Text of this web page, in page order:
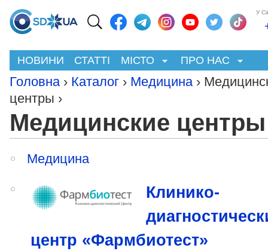
У
НОВИНИ СТАТТІ МІСТО ПРО НАС
Головна › Каталог › Медицина ›
центры ›
Медицинские центры
Медицина
Клинико-
центр «Фармбиотест»